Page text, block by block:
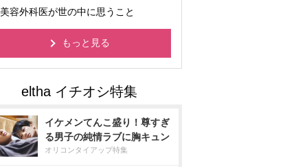
美容外科医が世の中に思うこと
もっと見る
イケメンてんこ盛り！尊すぎ
る男子の純情ラブに胸キュン
オリコンタイアップ特集